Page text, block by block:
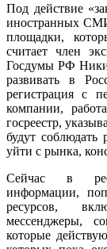
Под действие
иностранных
площадки,
считает член
Госдумы РФ
развивать в
регистрация с
компании,
госреестр,
будут
уйти с рынка,
Сейчас в
информации,
ресурсов,
мессенджеры,
которые